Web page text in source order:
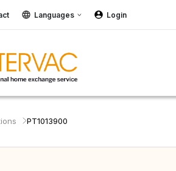
Languages Login
PT1013900